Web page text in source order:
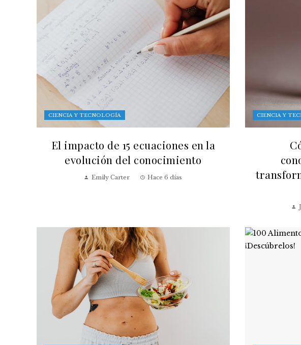
CIENCIA Y TECNOLOGÍA
El impacto de 15 ecuaciones en la
evolución del conocimiento
Emily Carter Hace 6 días
CIENCIA Y